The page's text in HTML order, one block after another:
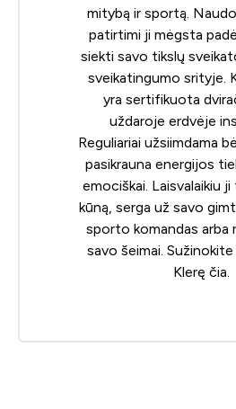
mitybą ir sportą.
patirtimi ji mėgsta
siekti savo tikslų
sveikatingumo srityje.
yra sertifikuota
uždaroje erdvėje
Reguliariai užsiimdama
pasikrauna energijos
emociškai. Laisvalaikiu
kūną, serga už savo
sporto komandas arba
savo šeimai.
Klerę čia